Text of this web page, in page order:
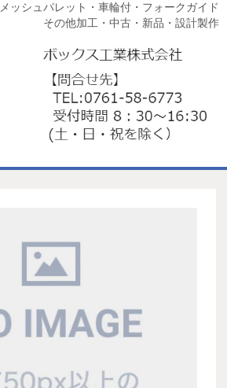
メッシュパレット・車輪付・フォークガイド
その他加工・中古・新品・設計製作
お取引の流れ
製造工場
代理店募集
お問い合わせ